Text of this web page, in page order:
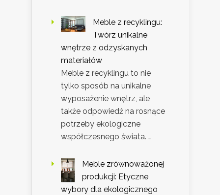
Meble z recyklingu:
Twórz unikalne
wnętrze z odzyskanych
materiałów
Meble z recyklingu to nie
tylko sposób na unikalne
wyposażenie wnętrz, ale
także odpowiedź na rosnące
potrzeby ekologiczne
współczesnego świata. …
Meble zrównoważonej
produkcji: Etyczne
wybory dla ekologicznego